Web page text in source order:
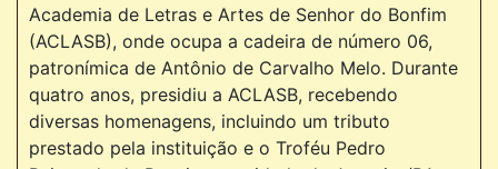
Academia de Letras e Artes de Senhor do Bonfim
(ACLASB), onde ocupa a cadeira de número 06,
patronímica de Antônio de Carvalho Melo. Durante
quatro anos, presidiu a ACLASB, recebendo
diversas homenagens, incluindo um tributo
prestado pela instituição e o Troféu Pedro